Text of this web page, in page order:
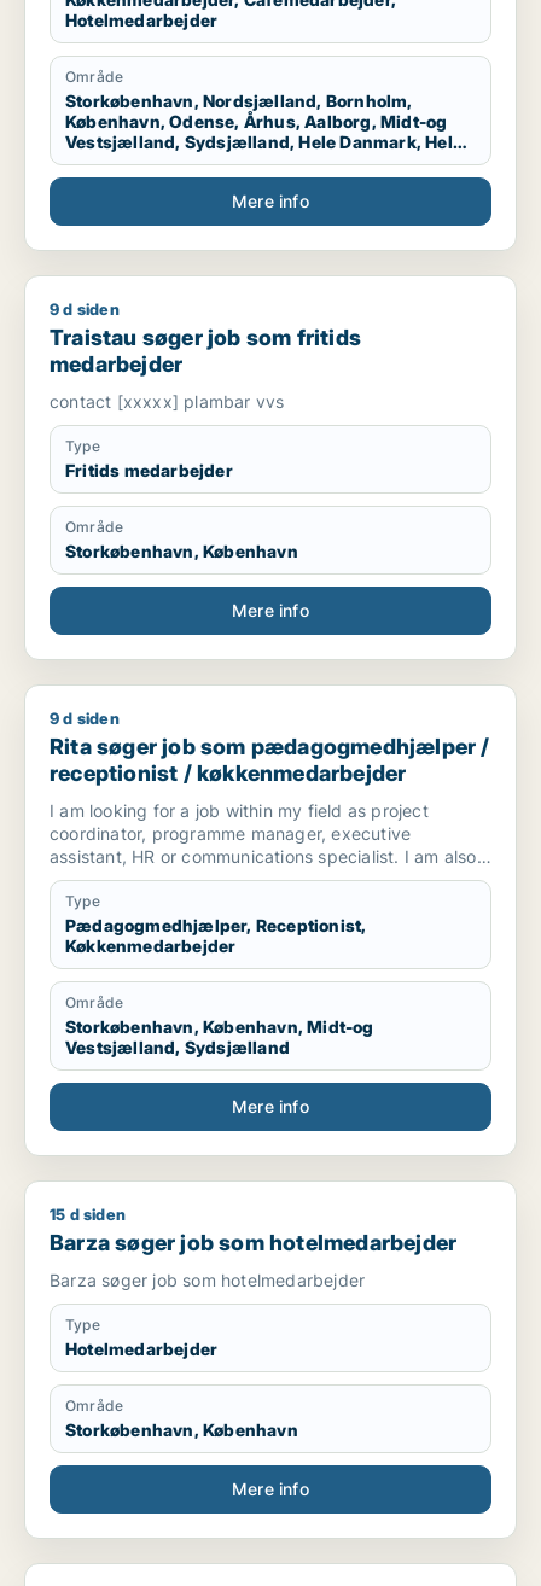
Hotelmedarbejder
Område
Storkøbenhavn, Nordsjælland, Bornholm,
København, Odense, Århus, Aalborg, Midt-og
Vestsjælland, Sydsjælland, Hele Danmark, Hele
Sjælland, Hele Jylland, Vestjylland
Mere info
Traistau søger job som fritids medarbejder
9 d siden
Traistau søger job som fritids
medarbejder
contact [xxxxx] plambar vvs
Type
Fritids medarbejder
Område
Storkøbenhavn, København
Mere info
Rita søger job som pædagogmedhjælper / receptionist /
9 d siden
Rita søger job som pædagogmedhjælper /
receptionist / køkkenmedarbejder
I am looking for a job within my field as project
coordinator, programme manager, executive
assistant, HR or communications specialist. I am also
available to work in retail, restaurants, kitchen or in
cleaning.
Type
Pædagogmedhjælper, Receptionist,
Køkkenmedarbejder
Område
Storkøbenhavn, København, Midt-og
Vestsjælland, Sydsjælland
Mere info
Barza søger job som hotelmedarbejder
15 d siden
Barza søger job som hotelmedarbejder
Barza søger job som hotelmedarbejder
Type
Hotelmedarbejder
Område
Storkøbenhavn, København
Mere info